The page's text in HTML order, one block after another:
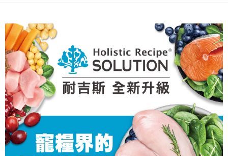
法說明評估內容。
【繳款方式說明】
1.分期款項不併入電信帳單，「大哥付你分期」於每月結算日後寄送繳費提
醒簡訊。
2.透過簡訊連結打開帳單後，可選擇「超商條碼／台灣大直營門市／銀行轉
帳／街口支付／iPASS MONEY」等通路繳費。
【注意事項】
1.本服務係由「台灣大哥大股份有限公司」（以下簡稱本公司）所提供，讓
用戶於交易時，得透過本服務購買商品或服務，並由商店將買賣／分期付款
買賣價金債權讓與本公司後，依約使用本公司帳單繳交帳款。
2.基於同意付款使用「大哥付你分期」之契約關係目的，商店將以您的個人
資料（包含姓名、電話或地址）提供予台灣大哥大進項蒐集、處理及利用，
由本公司與您本人進行分期帳單所需資料之確認、核對及更正。
3.完整用戶服務條款，請詳閱以下連結：https://oppay.tw/userRule
３．安心：先確認商品／服務後，再付款。
【「AFTEE先享後付」結帳流程】
１．於結帳方式選擇「AFTEE先享後付」後，將跳轉至「AFTEE先享後付」
結帳頁面，進行簡訊認證並確認金額後，即可完成結帳。
２．訂單成立數日內，您將收到繳費通知簡訊。
３．收到繳費通知簡訊後14天內，點擊此簡訊中的連結，可透過四大超商／
ATM／網路銀行／等多元方式進行付款，方視為交易完成。
※ 請注意：結帳手續完成當下不需立刻繳費，但若您需要取消訂單，請聯絡
購買商品的店家。未經商家同意取消之訂單仍視為有效，需透過AFTEE先享
後付繳納相關費用。
※ 交易是否成功請以「AFTEE先享後付 」之結帳頁面顯示為準，若有關於
是否繳費成功／繳費後需取消欲退款等相關疑問，請聯繫「AFTEE先享後付
客戶支援中心」 https://netprotections.freshdesk.com/support/home
運送方式
全家取貨付款
每筆NT$65，滿NT$1,000(含以上)免運費
付款後全家取貨
每筆NT$65，滿NT$1,000(含以上)免運費
7-11取貨付款
每筆NT$65，滿NT$1,000(含以上)免運費
付款後7-11取貨